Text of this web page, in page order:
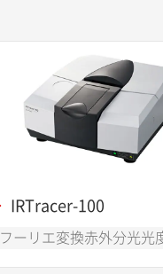
IRTracer-100
フーリエ変換赤外分光光